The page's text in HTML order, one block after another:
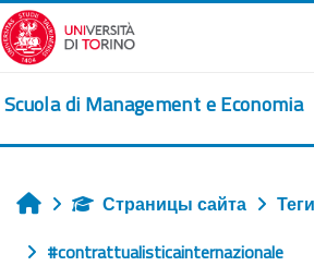
Перейти к основному содержанию
Scuola di Management e Economia
ГлавнаяСтраницы сайта
Теги
#contrattualisticainternazionale